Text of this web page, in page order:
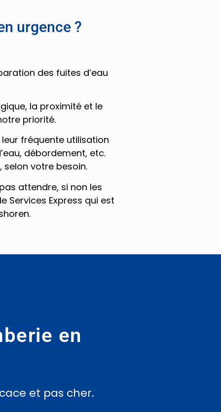
urgence ?
des fuites d’eau
la proximité et le
priorité.
fréquente utilisation
débordement, etc.
selon votre besoin.
attendre, si non les
Services Express qui est
en
et pas cher.